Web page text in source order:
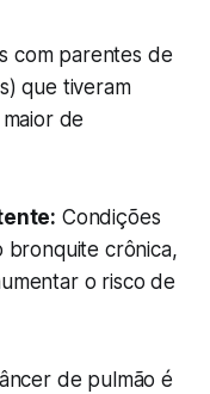
com parentes de
que tiveram
de
Condições
bronquite crônica,
o risco de
de pulmão é